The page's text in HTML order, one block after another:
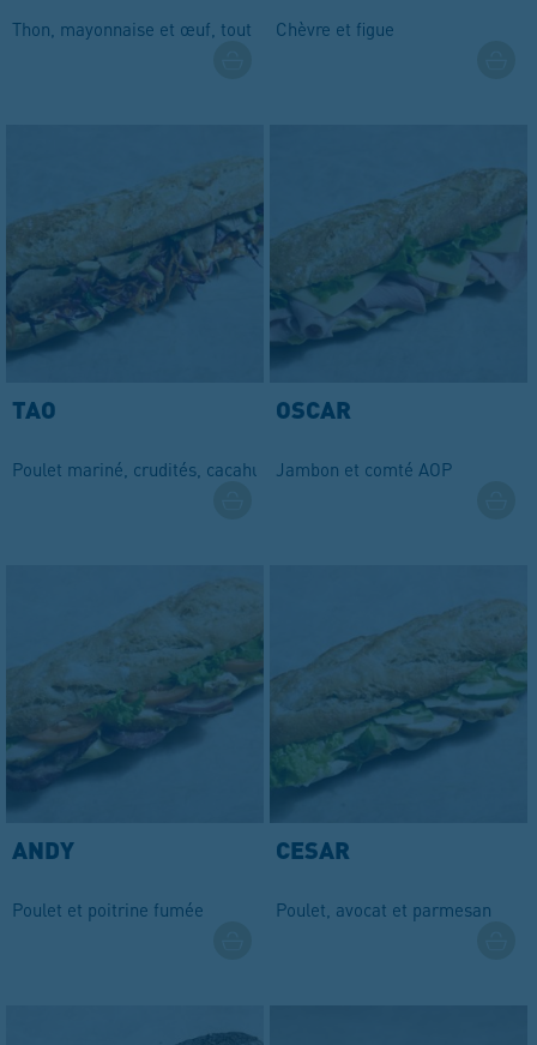
Thon, mayonnaise et œuf, tout simplement !
Chèvre et figue
TAO
Poulet mariné, crudités, cacahuètes grillées et coriandre
OSCAR
Jambon et comté AOP
ANDY
Poulet et poitrine fumée
CESAR
Poulet, avocat et parmesan